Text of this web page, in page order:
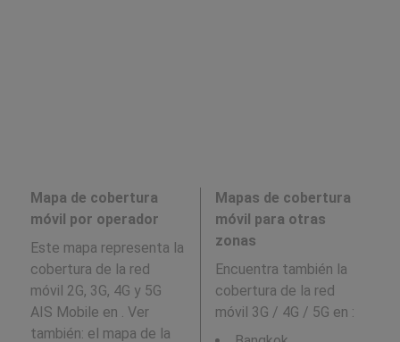
Mapa de cobertura
móvil por operador
Este mapa representa la
cobertura de la red
móvil 2G, 3G, 4G y 5G
AIS Mobile en . Ver
también: el mapa de la
Mapas de cobertura
móvil para otras
zonas
Encuentra también la
cobertura de la red
móvil 3G / 4G / 5G en :